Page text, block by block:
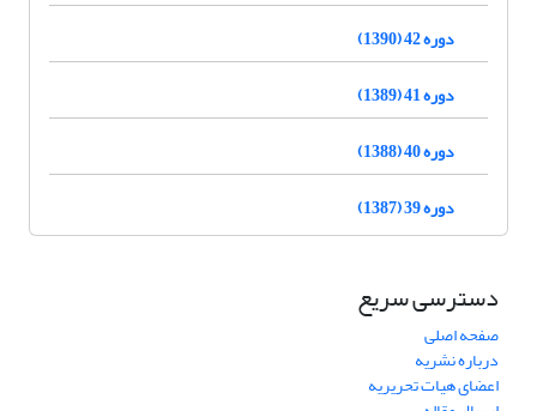
دوره 42 (1390)
دوره 41 (1389)
دوره 40 (1388)
دوره 39 (1387)
دسترسی سریع
صفحه اصلی
درباره نشریه
اعضای هیات تحریریه